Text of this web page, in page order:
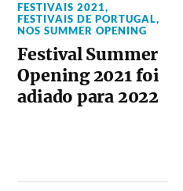
FESTIVAIS 2021,
FESTIVAIS DE PORTUGAL,
NOS SUMMER OPENING
Festival Summer
Opening 2021 foi
adiado para 2022